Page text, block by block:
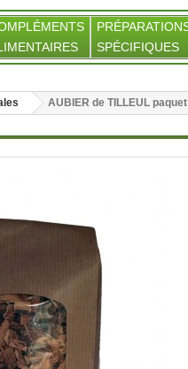
SPÉCIFIQUES
AUBIER de TILLEUL